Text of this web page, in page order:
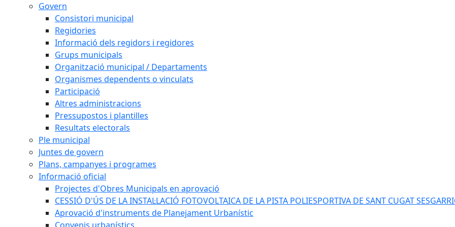
Govern
Consistori municipal
Regidories
Informació dels regidors i regidores
Grups municipals
Organització municipal / Departaments
Organismes dependents o vinculats
Participació
Altres administracions
Pressupostos i plantilles
Resultats electorals
Ple municipal
Juntes de govern
Plans, campanyes i programes
Informació oficial
Projectes d'Obres Municipals en aprovació
CESSIÓ D'ÚS DE LA INSTAL·LACIÓ FOTOVOLTAICA DE LA PISTA POLIESPORTIVA DE SANT CUGAT
Aprovació d'instruments de Planejament Urbanístic